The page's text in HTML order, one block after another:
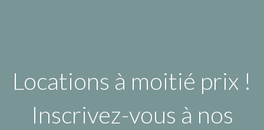
Locations à moitié prix !
Inscrivez-vous à nos